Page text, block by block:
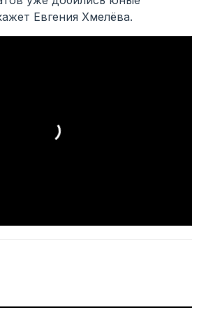
Евгения Хмелёва.